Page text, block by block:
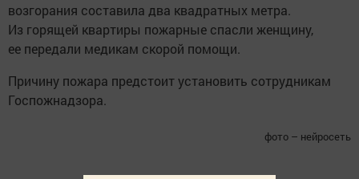
возгорания составила два квадратных метра.
Из горящей квартиры пожарные спасли женщину,
ее передали медикам скорой помощи.
Причину пожара предстоит установить сотрудникам
Госпожнадзора.
фото – нейросеть